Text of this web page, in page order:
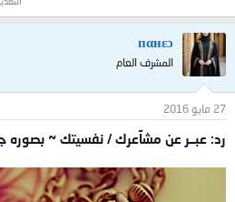
пαнεɔ
المشرف العام
27 مايو 2016
رد: عبــر عن مشآعرك / نفسيتك ~ بصوره